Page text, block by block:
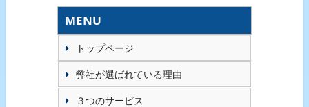
MENU
トップページ
弊社が選ばれている理由
３つのサービス